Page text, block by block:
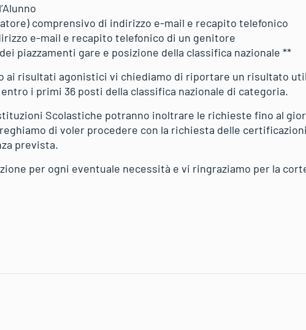
comprensivo di indirizzo e-mail e recapito telefonico
e-mail e recapito telefonico di un genitore
piazzamenti gare e posizione della classifica nazionale **
ai risultati agonistici vi chiediamo di riportare un risultato
entro i primi 36 posti della classifica nazionale di categoria.
Scolastiche potranno inoltrare le richieste fino al
di voler procedere con la richiesta delle
prevista.
per ogni eventuale necessità e vi ringraziamo per la